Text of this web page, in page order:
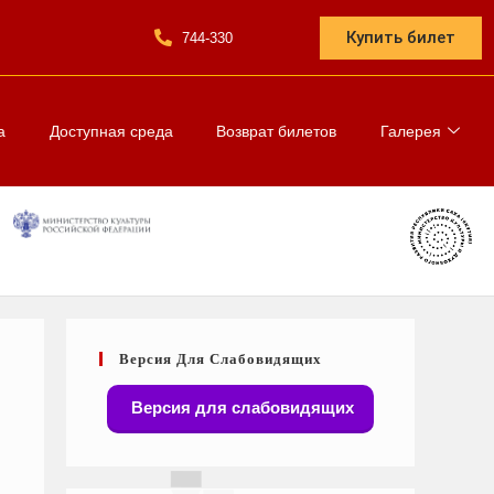
744-330 Купить билет
Доступная среда Возврат билетов Галерея
Версия Для Слабовидящих
Версия для слабовидящих